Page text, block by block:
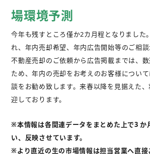
場環境予測
今年も残すところ僅か2カ月程となりました
れ、年内売却希望、年内広告開始等のご相談
不動産売却のご依頼から広告掲載までは、
ため、年内の売却をお考えのお客様につい
談をお勧め致します。来春以降を見据えた
迎しております。
※本情報は各関連データをまとめた上で3 か
い、反映させています。
※より直近の生の市場情報は担当営業へ直接